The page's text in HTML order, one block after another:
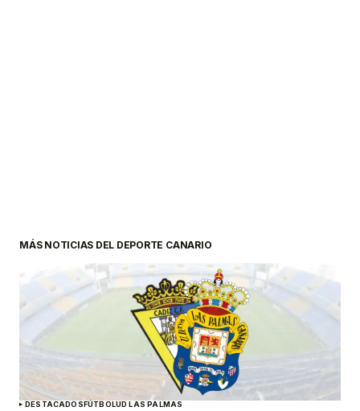
MÁS NOTICIAS DEL DEPORTE CANARIO
DESTACADOSFÚTBOLUD LAS PALMAS